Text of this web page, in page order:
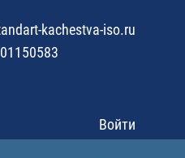
kachestva-iso.ru
Войти